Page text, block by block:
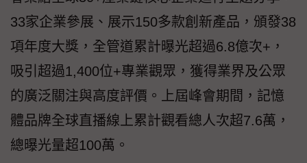
33家企業參展、展示150多款創新產品，頒發38
項年度大獎，全管道累計曝光超過6.8億次+，
吸引超過1,400位+專業觀眾，獲得業界及公眾
的廣泛關注與高度評價。上屆峰會期間，記憶
體品牌全球直播線上累計觀看總人次超7.6萬，
總曝光量超100萬。